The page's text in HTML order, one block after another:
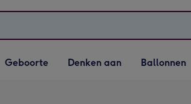
Vervolgkeuzelijst
Geboorte openen
Geboorte
Vervolgkeuzelijst
Denken aan openen
Denken aan
Vervolgkeuzelijst
Ballonnen openen
Ballonnen